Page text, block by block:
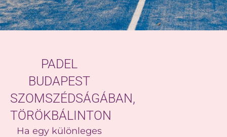
PADEL
BUDAPEST
SZOMSZÉDSÁGÁBAN,
TÖRÖKBÁLINTON
Ha egy különleges